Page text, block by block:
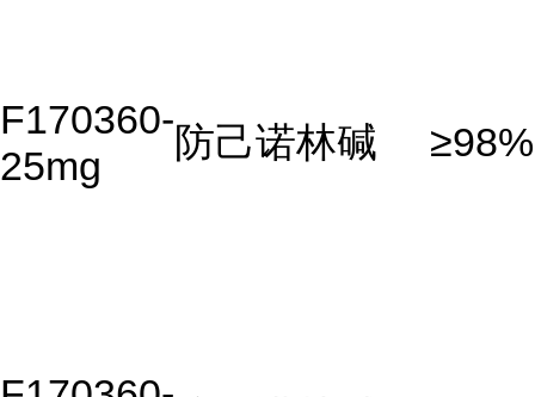
F170360-
25mg
防己诺林碱 ≥98%